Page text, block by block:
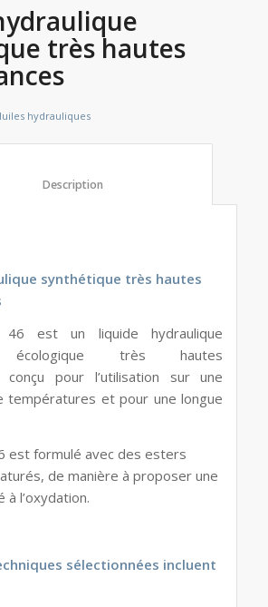
très hautes
hydrauliques
synthétique très hautes
46 est un liquide hydraulique
écologique très hautes
conçu pour l’utilisation sur une
températures et pour une longue
est formulé avec des esters
de manière à proposer une
l’oxydation.
sélectionnées incluent